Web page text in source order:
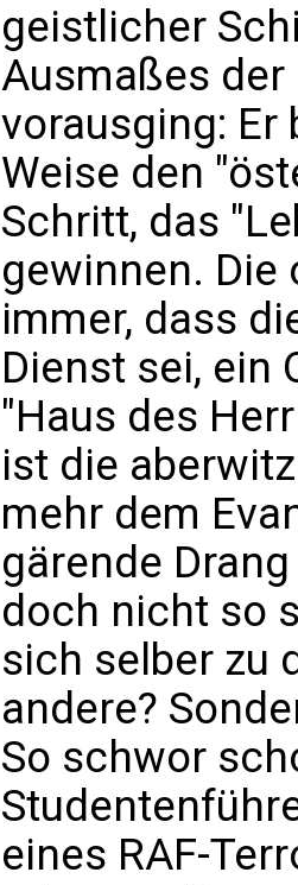
geistlicher
Ausmaßes
vorausging: Er
Weise den
Schritt, das
gewinnen.
immer, dass
Dienst sei, ein
"Haus des
ist die
mehr dem
gärende
doch nicht so
sich selber zu
andere?
So schwor
eines RAF-